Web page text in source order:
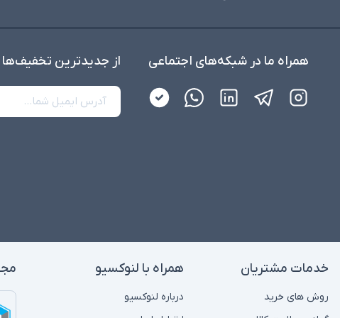
همراه ما در شبکه‌های اجتماعی از جدید‌ترین تخفیف‌ها
خدمات مشتریان
روش های خرید
همراه با لنوکسیو
درباره لنوکسیو